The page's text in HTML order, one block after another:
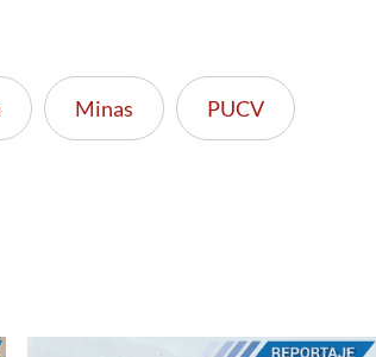
Minas PUCV